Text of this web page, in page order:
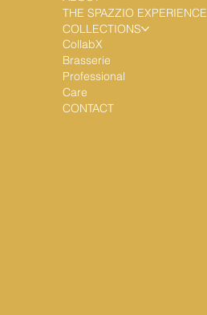
THE SPAZZIO EXPERIENCE
COLLECTIONS
CollabX
Brasserie
Professional
Care
CONTACT